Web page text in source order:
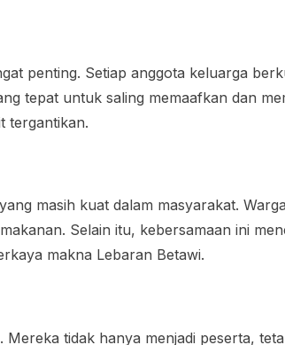
penting. Setiap anggota keluarga
tepat untuk saling memaafkan dan
tergantikan.
masih kuat dalam masyarakat.
Selain itu, kebersamaan ini
makna Lebaran Betawi.
tidak hanya menjadi peserta,